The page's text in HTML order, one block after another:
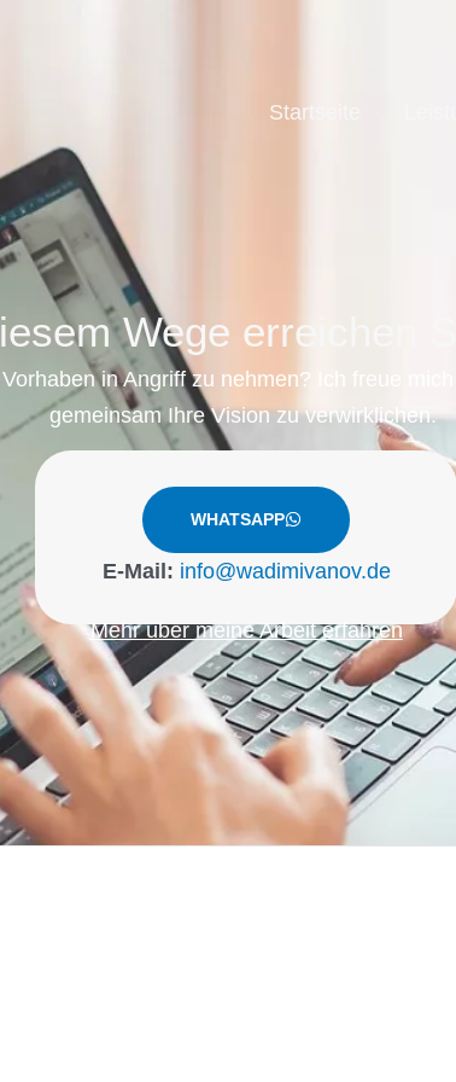
Startseite
Wege erreichen
in Angriff zu nehmen? Ich freue
gemeinsam Ihre Vision zu verwirklichen.
WHATSAPP
E-Mail: info@wadimivanov.de
Mehr über meine Arbeit erfahren